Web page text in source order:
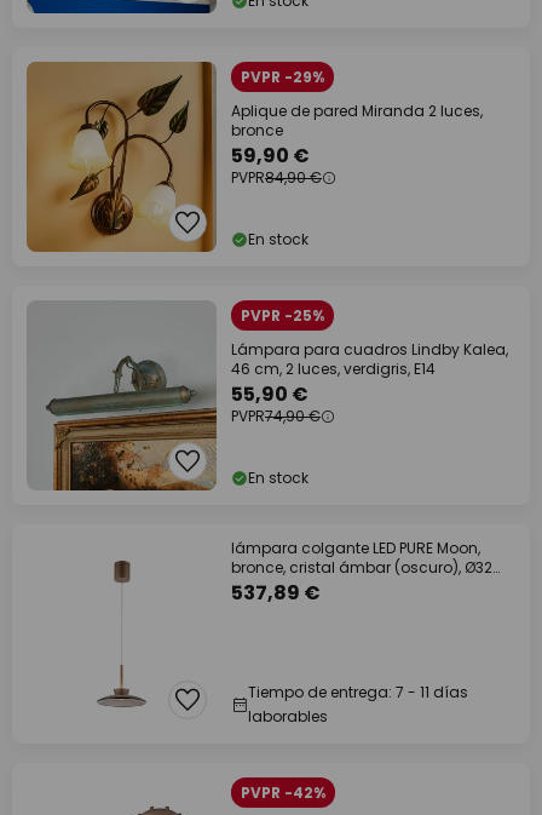
PVPR -29%
Aplique de pared Miranda 2 luces,
bronce
59,90 €
PVPR84,90 €
En stock
PVPR -25%
Lámpara para cuadros Lindby Kalea,
46 cm, 2 luces, verdigris, E14
55,90 €
PVPR74,90 €
En stock
lámpara colgante LED PURE Moon,
bronce, cristal ámbar (oscuro), Ø32
cm
537,89 €
Tiempo de entrega: 7 - 11 días
laborables
PVPR -42%